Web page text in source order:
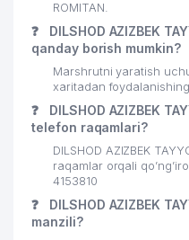
ROMITAN.
❓
DILSHOD AZIZBEK
qanday borish mumkin?
Marshrutni yaratish
xaritadan
❓
DILSHOD AZIZBEK
telefon raqamlari?
DILSHOD AZIZBEK
raqamlar orqali
4153810
❓
DILSHOD AZIZBEK
manzili?